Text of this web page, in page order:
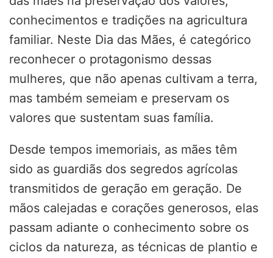
conhecimentos e tradições na agricultura
familiar. Neste Dia das Mães, é categórico
reconhecer o protagonismo dessas
mulheres, que não apenas cultivam a terra,
mas também semeiam e preservam os
valores que sustentam suas família.
Desde tempos imemoriais, as mães têm
sido as guardiãs dos segredos agrícolas
transmitidos de geração em geração. De
mãos calejadas e corações generosos, elas
passam adiante o conhecimento sobre os
ciclos da natureza, as técnicas de plantio e